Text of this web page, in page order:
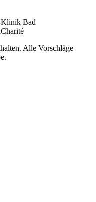
Bad
Charité
Alle Vorschläge